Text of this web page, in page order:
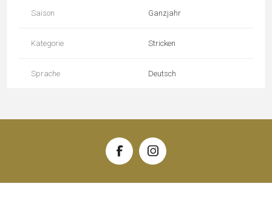
Saison Ganzjahr
Kategorie Stricken
Sprache Deutsch